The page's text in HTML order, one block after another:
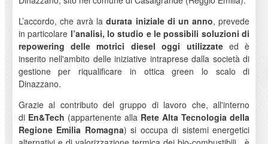
L’accordo, che avrà ladurata iniziale di un anno, prevede
in particolare l’analisi, lo studio e le possibili soluzioni di
repowering delle motrici diesel oggi utilizzateed è
inserito nell'ambito delle iniziative intraprese dalla società di
gestione per riqualificare in ottica green lo scalo di
Dinazzano.
Grazie al contributo del gruppo di lavoro che, all'interno
di En&Tech (appartenente alla Rete Alta Tecnologia della
Regione Emilia Romagna) si occupa di sistemi energetici